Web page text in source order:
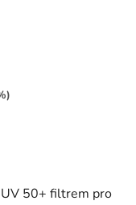
50+ filtrem pro